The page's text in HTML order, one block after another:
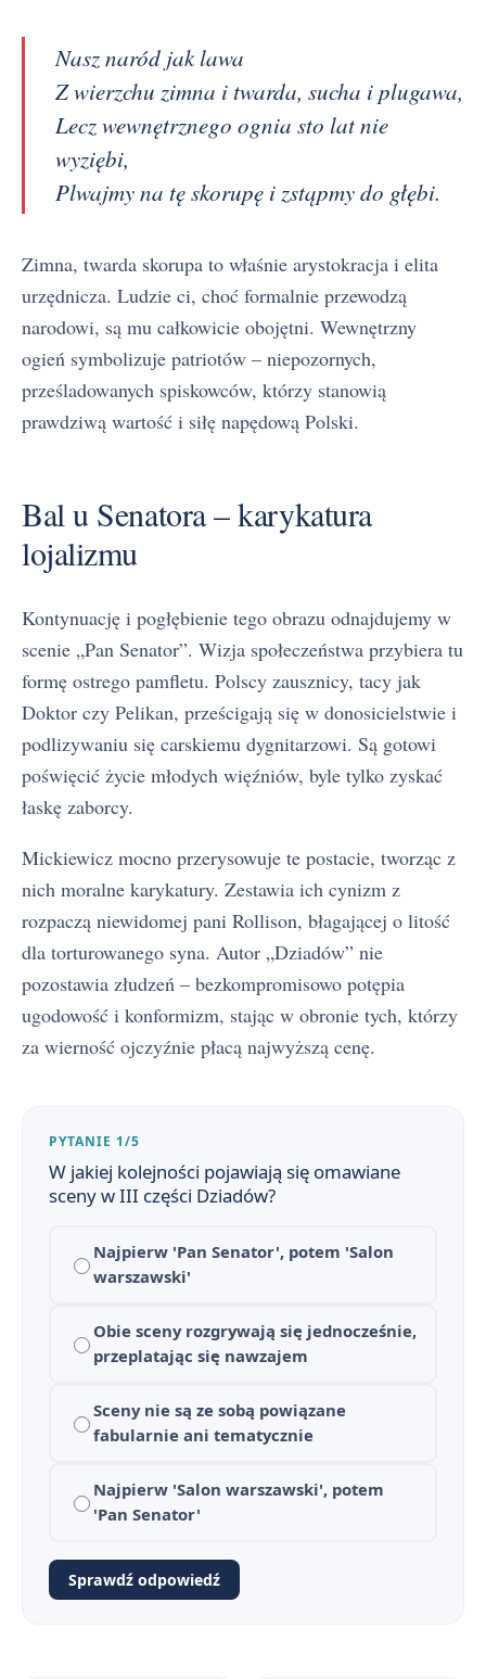
Nasz naród jak lawa
Z wierzchu zimna i twarda, sucha i plugawa,
Lecz wewnętrznego ognia sto lat nie
wyziębi,
Plwajmy na tę skorupę i zstąpmy do głębi.
Zimna, twarda skorupa to właśnie arystokracja i elita
urzędnicza. Ludzie ci, choć formalnie przewodzą
narodowi, są mu całkowicie obojętni. Wewnętrzny
ogień symbolizuje patriotów – niepozornych,
prześladowanych spiskowców, którzy stanowią
prawdziwą wartość i siłę napędową Polski.
Bal u Senatora – karykatura
lojalizmu
Kontynuację i pogłębienie tego obrazu odnajdujemy w
scenie „Pan Senator”. Wizja społeczeństwa przybiera tu
formę ostrego pamfletu. Polscy zausznicy, tacy jak
Doktor czy Pelikan, prześcigają się w donosicielstwie i
podlizywaniu się carskiemu dygnitarzowi. Są gotowi
poświęcić życie młodych więźniów, byle tylko zyskać
łaskę zaborcy.
Mickiewicz mocno przerysowuje te postacie, tworząc z
nich moralne karykatury. Zestawia ich cynizm z
rozpaczą niewidomej pani Rollison, błagającej o litość
dla torturowanego syna. Autor „Dziadów” nie
pozostawia złudzeń – bezkompromisowo potępia
ugodowość i konformizm, stając w obronie tych, którzy
za wierność ojczyźnie płacą najwyższą cenę.
PYTANIE 1/5
W jakiej kolejności pojawiają się omawiane
sceny w III części Dziadów?
Najpierw 'Pan Senator', potem 'Salon
warszawski'
Obie sceny rozgrywają się jednocześnie,
przeplatając się nawzajem
Sceny nie są ze sobą powiązane
fabularnie ani tematycznie
Najpierw 'Salon warszawski', potem
'Pan Senator'
Sprawdź odpowiedź